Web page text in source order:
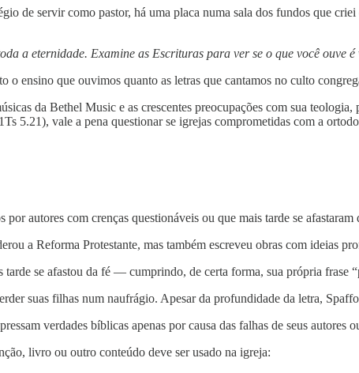
de servir como pastor, há uma placa numa sala dos fundos que criei
a eternidade. Examine as Escrituras para ver se o que você ouve é
ensino que ouvimos quanto as letras que cantamos no culto
da Bethel Music e as crescentes preocupações com sua
5.21), vale a pena questionar se igrejas comprometidas com a
autores com crenças questionáveis ou que mais tarde se
a Reforma Protestante, mas também escreveu obras com ideias
tarde se afastou da fé — cumprindo, de certa forma, sua própria frase
suas filhas num naufrágio. Apesar da profundidade da letra,
verdades bíblicas apenas por causa das falhas de seus autores
livro ou outro conteúdo deve ser usado na igreja: